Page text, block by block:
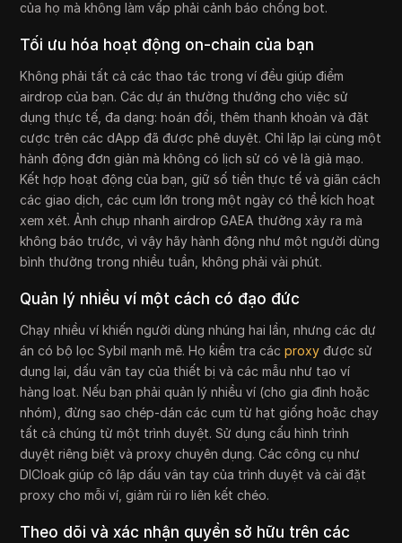
của họ mà không làm vấp phải cảnh báo chống bot.
Tối ưu hóa hoạt động on-chain của bạn
Không phải tất cả các thao tác trong ví đều giúp điểm
airdrop của bạn. Các dự án thường thưởng cho việc sử
dụng thực tế, đa dạng: hoán đổi, thêm thanh khoản và đặt
cược trên các dApp đã được phê duyệt. Chỉ lặp lại cùng một
hành động đơn giản mà không có lịch sử có vẻ là giả mạo.
Kết hợp hoạt động của bạn, giữ số tiền thực tế và giãn cách
các giao dịch, các cụm lớn trong một ngày có thể kích hoạt
xem xét. Ảnh chụp nhanh airdrop GAEA thường xảy ra mà
không báo trước, vì vậy hãy hành động như một người dùng
bình thường trong nhiều tuần, không phải vài phút.
Quản lý nhiều ví một cách có đạo đức
Chạy nhiều ví khiến người dùng nhúng hai lần, nhưng các dự
án có bộ lọc Sybil mạnh mẽ. Họ kiểm tra cácproxy được sử
dụng lại, dấu vân tay của thiết bị và các mẫu như tạo ví
hàng loạt. Nếu bạn phải quản lý nhiều ví (cho gia đình hoặc
nhóm), đừng sao chép-dán các cụm từ hạt giống hoặc chạy
tất cả chúng từ một trình duyệt. Sử dụng cấu hình trình
duyệt riêng biệt và proxy chuyên dụng. Các công cụ như
DICloak giúp cô lập dấu vân tay của trình duyệt và cài đặt
proxy cho mỗi ví, giảm rủi ro liên kết chéo.
Theo dõi và xác nhận quyền sở hữu trên các